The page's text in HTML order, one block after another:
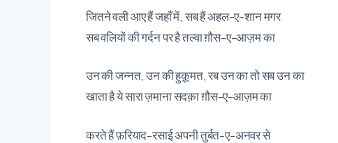
जितने वली आए हैं जहाँ में, सब हैं अहल-ए-शान मगर
सब वलियों की गर्दन पर है तल्वा ग़ौस-ए-आज़म का
उन की जन्नत, उन की हुक़ूमत, रब उन का तो सब उन का
खाता है ये सारा ज़माना सदक़ा ग़ौस-ए-आज़म का
करते हैं फ़रियाद-रसाई अपनी तुर्बत-ए-अनवर से